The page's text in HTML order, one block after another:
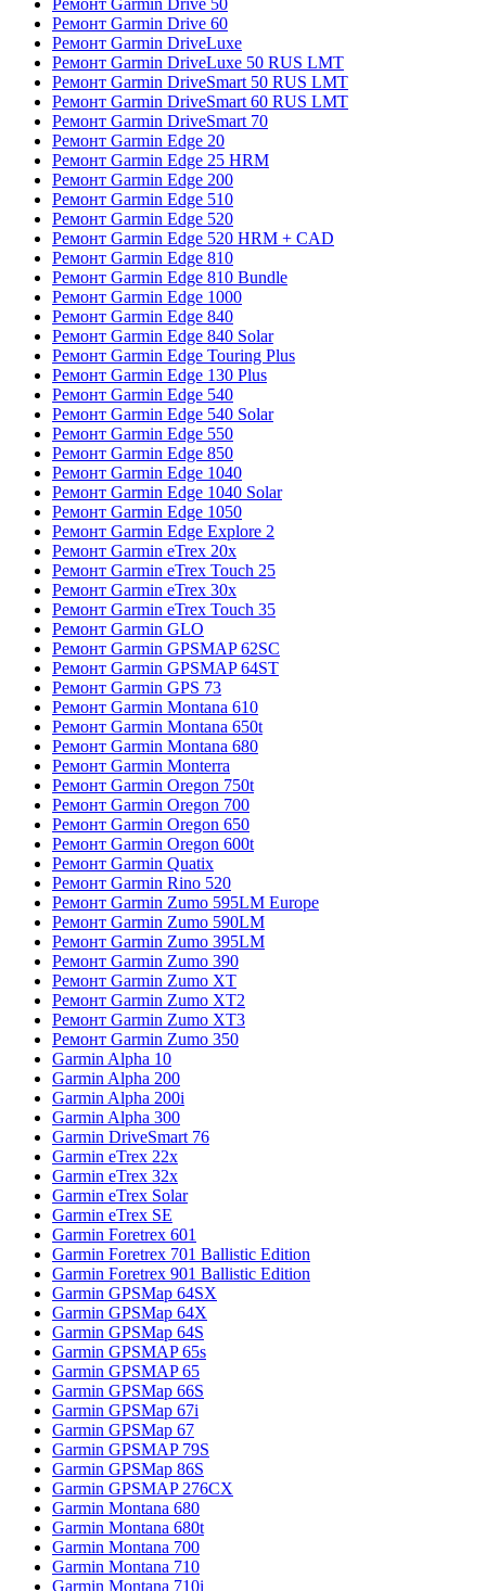
Ремонт Garmin Drive 50
Ремонт Garmin Drive 60
Ремонт Garmin DriveLuxe
Ремонт Garmin DriveLuxe 50 RUS LMT
Ремонт Garmin DriveSmart 50 RUS LMT
Ремонт Garmin DriveSmart 60 RUS LMT
Ремонт Garmin DriveSmart 70
Ремонт Garmin Edge 20
Ремонт Garmin Edge 25 HRM
Ремонт Garmin Edge 200
Ремонт Garmin Edge 510
Ремонт Garmin Edge 520
Ремонт Garmin Edge 520 HRM + CAD
Ремонт Garmin Edge 810
Ремонт Garmin Edge 810 Bundle
Ремонт Garmin Edge 1000
Ремонт Garmin Edge 840
Ремонт Garmin Edge 840 Solar
Ремонт Garmin Edge Touring Plus
Ремонт Garmin Edge 130 Plus
Ремонт Garmin Edge 540
Ремонт Garmin Edge 540 Solar
Ремонт Garmin Edge 550
Ремонт Garmin Edge 850
Ремонт Garmin Edge 1040
Ремонт Garmin Edge 1040 Solar
Ремонт Garmin Edge 1050
Ремонт Garmin Edge Explore 2
Ремонт Garmin eTrex 20x
Ремонт Garmin eTrex Touch 25
Ремонт Garmin eTrex 30x
Ремонт Garmin eTrex Touch 35
Ремонт Garmin GLO
Ремонт Garmin GPSMAP 62SC
Ремонт Garmin GPSMAP 64ST
Ремонт Garmin GPS 73
Ремонт Garmin Montana 610
Ремонт Garmin Montana 650t
Ремонт Garmin Montana 680
Ремонт Garmin Monterra
Ремонт Garmin Oregon 750t
Ремонт Garmin Oregon 700
Ремонт Garmin Oregon 650
Ремонт Garmin Oregon 600t
Ремонт Garmin Quatix
Ремонт Garmin Rino 520
Ремонт Garmin Zumo 595LM Europe
Ремонт Garmin Zumo 590LM
Ремонт Garmin Zumo 395LM
Ремонт Garmin Zumo 390
Ремонт Garmin Zumo XT
Ремонт Garmin Zumo XT2
Ремонт Garmin Zumo XT3
Ремонт Garmin Zumo 350
Garmin Alpha 10
Garmin Alpha 200
Garmin Alpha 200i
Garmin Alpha 300
Garmin DriveSmart 76
Garmin eTrex 22x
Garmin eTrex 32x
Garmin eTrex Solar
Garmin eTrex SE
Garmin Foretrex 601
Garmin Foretrex 701 Ballistic Edition
Garmin Foretrex 901 Ballistic Edition
Garmin GPSMap 64SX
Garmin GPSMap 64X
Garmin GPSMap 64S
Garmin GPSMAP 65s
Garmin GPSMAP 65
Garmin GPSMap 66S
Garmin GPSMap 67i
Garmin GPSMap 67
Garmin GPSMAP 79S
Garmin GPSMap 86S
Garmin GPSMAP 276CX
Garmin Montana 680
Garmin Montana 680t
Garmin Montana 700
Garmin Montana 710
Garmin Montana 710i